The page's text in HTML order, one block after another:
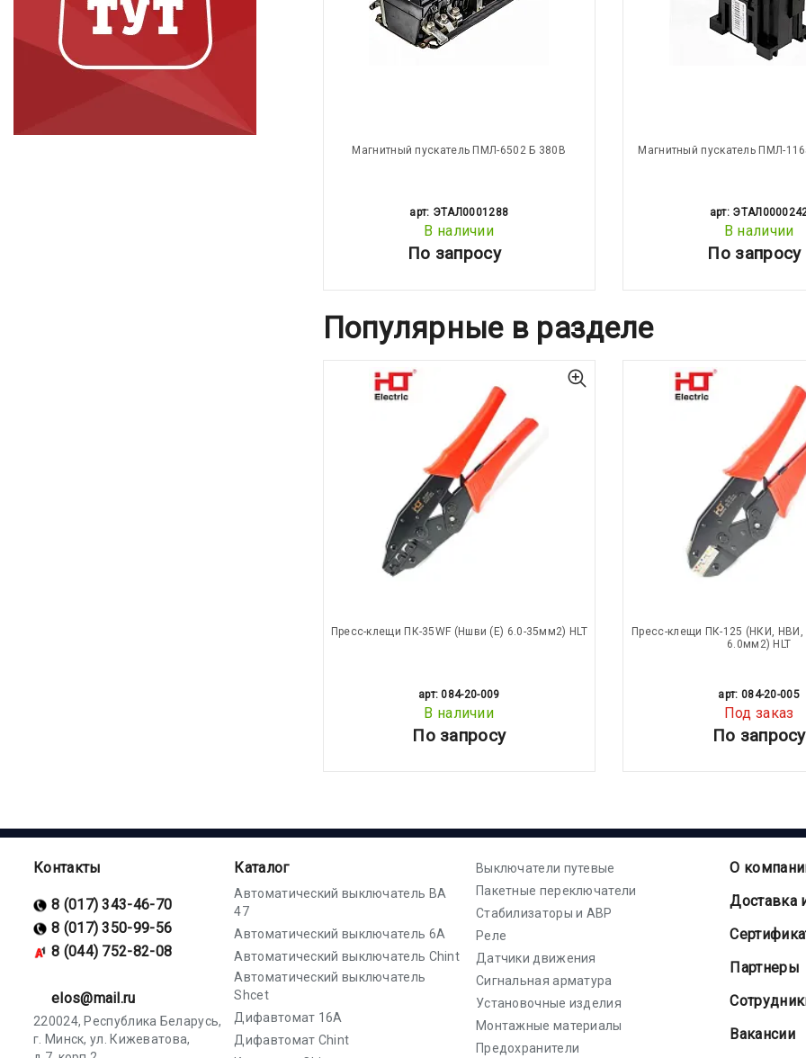
Магнитный пускатель ПМЛ-6502 Б 380В
арт: ЭТАЛ0001288
В наличии
По запросу
Магнитный пускатель ПМЛ-
арт:
В наличии
По запросу
Популярные в разделе
Пресс-клещи ПК-35WF (Ншви (Е) 6.0-35мм2) HLT
арт: 084-20-009
В наличии
По запросу
Пресс-клещи ПК-125 (НКИ,
6.0мм2) HLT
арт: 084-20-005
Под заказ
По запросу
Контакты
8 (017) 343-46-70
8 (017) 350-99-56
8 (044) 752-82-08
elos@mail.ru
220024, Республика Беларусь,
г. Минск, ул. Кижеватова,
Каталог
Автоматический выключатель ВА
47
Автоматический выключатель 6А
Автоматический выключатель Chint
Автоматический выключатель
Shcet
Дифавтомат 16А
Дифавтомат Chint
Выключатели путевые
Пакетные переключатели
Стабилизаторы и АВР
Реле
Датчики движения
Сигнальная арматура
Установочные изделия
Монтажные материалы
Предохранители
О
Доставка
Партнеры
Вакансии